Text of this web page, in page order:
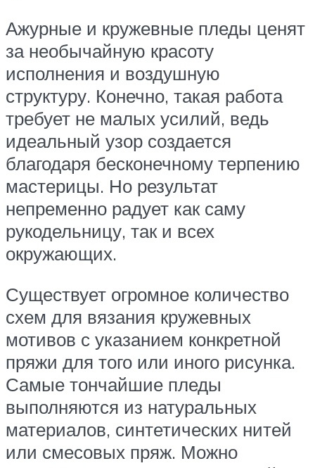
Ажурные и кружевные пледы ценят
за необычайную красоту
исполнения и воздушную
структуру. Конечно, такая работа
требует не малых усилий, ведь
идеальный узор создается
благодаря бесконечному терпению
мастерицы. Но результат
непременно радует как саму
рукодельницу, так и всех
окружающих.
Существует огромное количество
схем для вязания кружевных
мотивов с указанием конкретной
пряжи для того или иного рисунка.
Самые тончайшие пледы
выполняются из натуральных
материалов, синтетических нитей
или смесовых пряж. Можно